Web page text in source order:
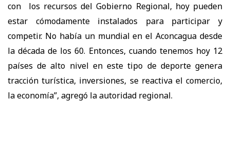
con los recursos del Gobierno Regional, hoy pueden
estar cómodamente instalados para participar y
competir. No había un mundial en el Aconcagua desde
la década de los 60. Entonces, cuando tenemos hoy 12
países de alto nivel en este tipo de deporte genera
tracción turística, inversiones, se reactiva el comercio,
la economía”, agregó la autoridad regional.